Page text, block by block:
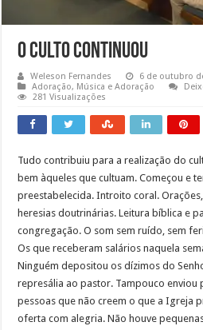
O Culto Continuou
Weleson Fernandes
6 de outubro
Adoração, Música e Adoração
281 Visualizações
Tudo contribuiu para a realização do
bem àqueles que cultuam. Começou e
preestabelecida. Introito coral.
heresias doutrinárias. Leitura bíblica e
congregação. O som sem ruído, sem
Os que receberam salários naquela
Ninguém depositou os dízimos do
represália ao pastor. Tampouco enviou
pessoas que não creem o que a Igreja
oferta com alegria. Não houve